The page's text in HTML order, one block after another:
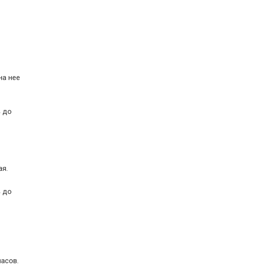
нее
до
до